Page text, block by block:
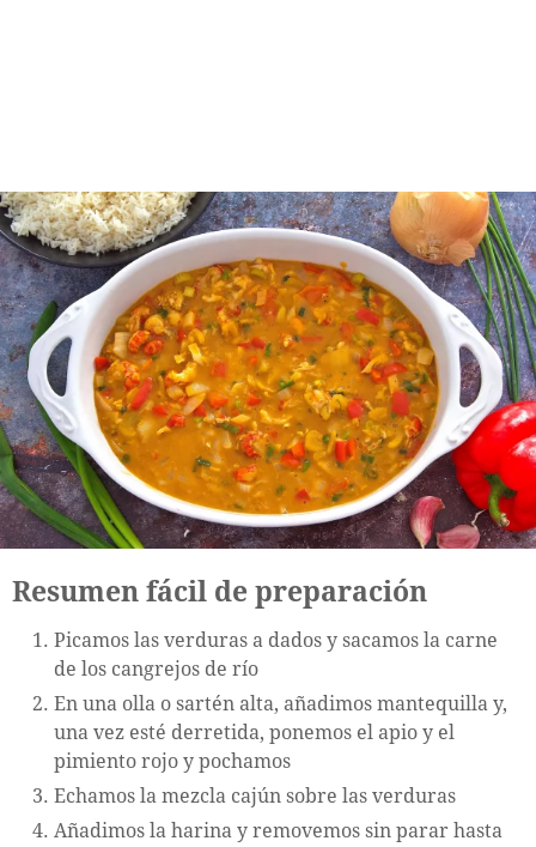
Resumen fácil de preparación
Picamos las verduras a dados y sacamos la carne
de los cangrejos de río
En una olla o sartén alta, añadimos mantequilla y,
una vez esté derretida, ponemos el apio y el
pimiento rojo y pochamos
Echamos la mezcla cajún sobre las verduras
Añadimos la harina y removemos sin parar hasta